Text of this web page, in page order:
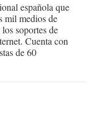
española que
mil medios de
soportes de
Cuenta con
de 60